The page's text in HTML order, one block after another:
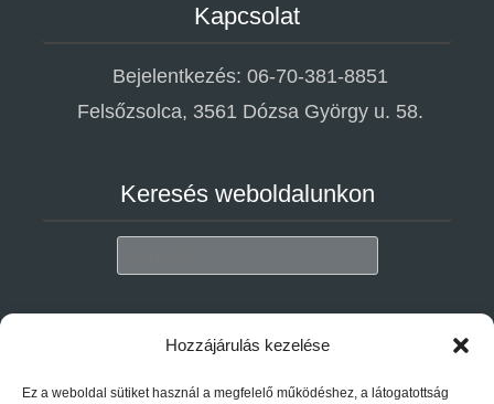
Hozzájárulás kezelése
Ez a weboldal sütiket használ a megfelelő működéshez, a látogatottság
Kapcsolat
Bejelentkezés: 06-70-381-8851
Felsőzsolca, 3561 Dózsa György u. 58.
Keresés weboldalunkon
Adatvédelem
Adatkezelési tájékoztató megtekintése